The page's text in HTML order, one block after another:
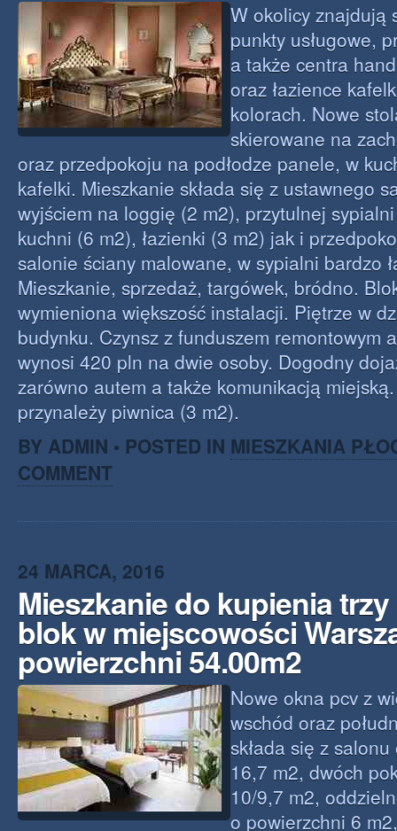
W okolicy znajdują
punkty usługowe,
a także centra
oraz łazience
kolorach. Nowe
skierowane na
oraz przedpokoju na podłodze panele, w
kafelki. Mieszkanie składa się z ustawnego
wyjściem na loggię (2 m2), przytulnej
kuchni (6 m2), łazienki (3 m2) jak i
salonie ściany malowane, w sypialni bardzo
Mieszkanie, sprzedaż, targówek, bródno.
wymieniona większość instalacji. Piętrze w
budynku. Czynsz z funduszem remontowym
wynosi 420 pln na dwie osoby. Dogodny
zarówno autem a także komunikacją
przynależy piwnica (3 m2).
BY ADMIN • POSTED IN MIESZKANIA
COMMENT
24 MARCA, 2016
Mieszkanie do kupienia
blok w miejscowości
powierzchni 54.00m2
Nowe okna pcv z
wschód oraz
składa się z
16,7 m2, dwóch
10/9,7 m2,
o powierzchni 6